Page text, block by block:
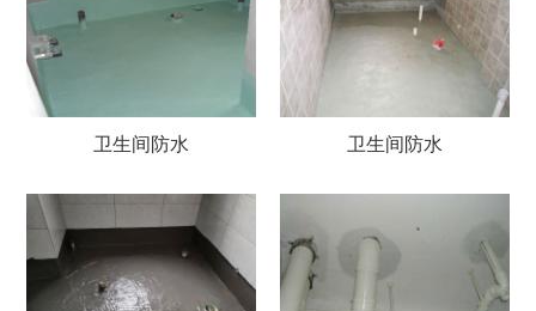
卫生间防水 卫生间防水